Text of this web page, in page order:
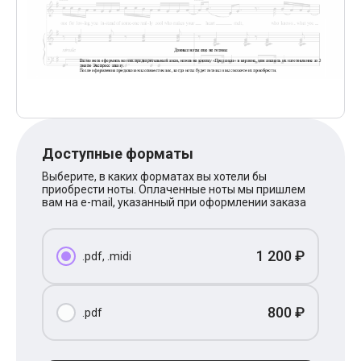
XOLIDAYBOY
Ваня Дмитриенко
Анна Герман
Полина Гагарина
HammAli
Billie Eilish
Макс Корж
Алена Швец
Руки Вверх
Тима Белорусских
Олег Газманов
Мария Чайковская
Доступные форматы
Выберите, в каких форматах вы хотели бы
приобрести ноты. Оплаченные ноты мы пришлем
вам на e-mail, указанный при оформлении заказа
.pdf, .midi 1 200 ₽
.pdf 800 ₽